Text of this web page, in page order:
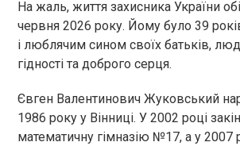
На жаль, життя захисника України
червня 2026 року. Йому було 39
і люблячим сином своїх батьків,
гідності та доброго серця.
Євген Валентинович Жуковський
1986 року у Вінниці. У 2002 році
математичну гімназію №17, а у 2007